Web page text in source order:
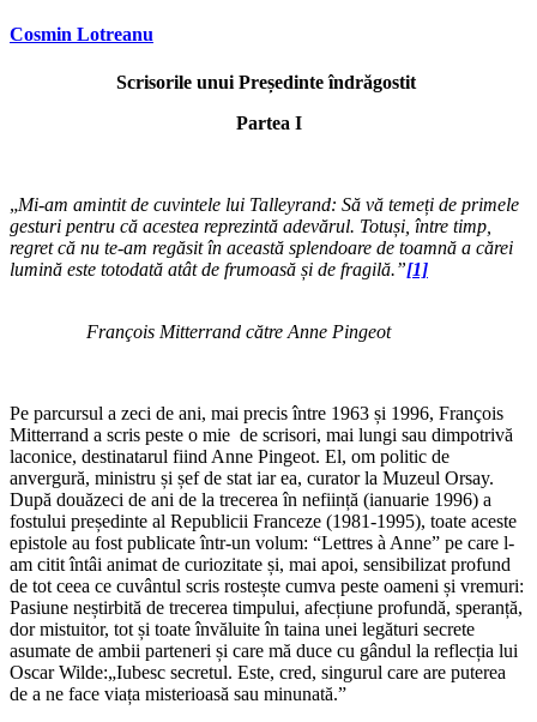
Cosmin Lotreanu
Scrisorile unui Președinte îndrăgostit
Partea I
„Mi-am amintit de cuvintele lui Talleyrand: Să vă temeți de primele
gesturi pentru că acestea reprezintă adevărul. Totuși, între timp,
regret că nu te-am regăsit în această splendoare de toamnă a cărei
lumină este totodată atât de frumoasă și de fragilă.”[1]
François Mitterrand către Anne Pingeot
Pe parcursul a zeci de ani, mai precis între 1963 și 1996, François
Mitterrand a scris peste o mie de scrisori, mai lungi sau dimpotrivă
laconice, destinatarul fiind Anne Pingeot. El, om politic de
anvergură, ministru și șef de stat iar ea, curator la Muzeul Orsay.
După douăzeci de ani de la trecerea în neființă (ianuarie 1996) a
fostului președinte al Republicii Franceze (1981-1995), toate aceste
epistole au fost publicate într-un volum: “Lettres à Anne” pe care l-
am citit întâi animat de curiozitate și, mai apoi, sensibilizat profund
de tot ceea ce cuvântul scris rostește cumva peste oameni și vremuri:
Pasiune neștirbită de trecerea timpului, afecțiune profundă, speranță,
dor mistuitor, tot și toate învăluite în taina unei legături secrete
asumate de ambii parteneri și care mă duce cu gândul la reflecția lui
Oscar Wilde:„Iubesc secretul. Este, cred, singurul care are puterea
de a ne face viața misterioasă sau minunată.”